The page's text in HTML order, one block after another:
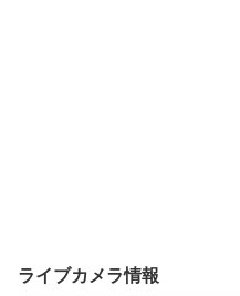
ライブカメラ情報